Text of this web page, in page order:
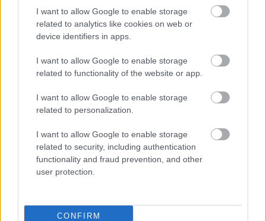
I want to allow Google to enable storage
related to analytics like cookies on web or
device identifiers in apps.
I want to allow Google to enable storage
related to functionality of the website or app.
I want to allow Google to enable storage
related to personalization.
I want to allow Google to enable storage
related to security, including authentication
functionality and fraud prevention, and other
user protection.
CONFIRM
ELŐZŐ MÉRKŐZÉSEK
Támogatás
Támogasd adományoddal
a ManUtdFanatics.hu működését!
Kapcsolódó hírek